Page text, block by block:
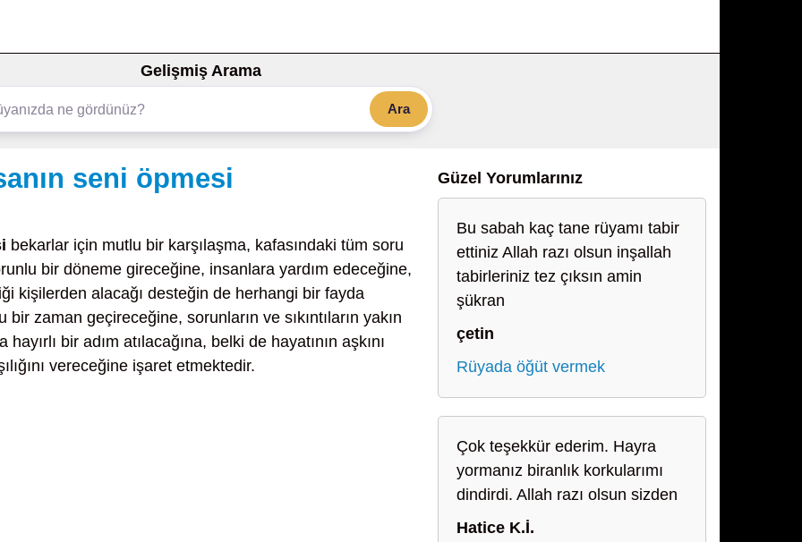
Gelişmiş Arama
Ara
seni öpmesi
bekarlar için mutlu bir karşılaşma, kafasındaki tüm soru
bir döneme gireceğine, insanlara yardım edeceğine,
kişilerden alacağı desteğin de herhangi bir fayda
zaman geçireceğine, sorunların ve sıkıntıların yakın
bir adım atılacağına, belki de hayatının aşkını
vereceğine işaret etmektedir.
Güzel Yorumlarınız
Bu sabah kaç tane rüyamı tabir
ettiniz Allah razı olsun inşallah
tabirleriniz tez çıksın amin
şükran
çetin
Rüyada öğüt vermek
Çok teşekkür ederim. Hayra
yormanız biranlık korkularımı
dindirdi. Allah razı olsun sizden
Hatice K.İ.